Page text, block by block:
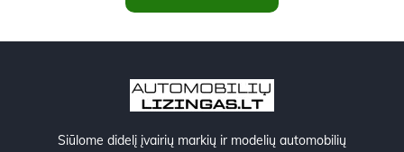
Siūlome didelį įvairių markių ir modelių automobilių